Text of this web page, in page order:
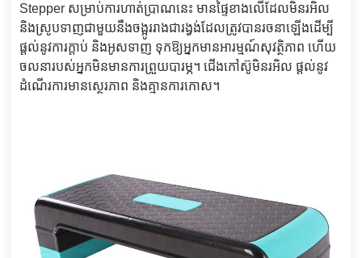
Stepper សម្រាប់ការហាត់ប្រាណនេះ មានផ្ទៃខាងលើដែលមិនរអិល
និងស្រូបទាញជាមួយនឹងចង្អូររាងជារង្វង់ដែលត្រូវបានរចនាឡើងដើម្បី
ផ្តល់នូវការក្តាប់ និងអូសទាញ ទុកឱ្យអ្នកមានអារម្មណ៍សុវត្ថិភាព ហើយ
ចលនារបស់អ្នកមិនមានការព្រួយបារម្ភ។ ជើងកៅស៊ូមិនរអិល ផ្តល់នូវ
ដំណើរការមានស្ថេរភាព និងគ្មានការកោស។